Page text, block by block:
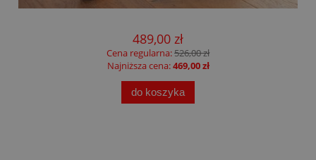
489,00 zł
Cena regularna:526,00 zł
Najniższa cena:469,00 zł
do koszyka